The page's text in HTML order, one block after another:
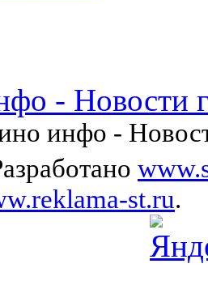
- Новости
инфо -
st.ru.